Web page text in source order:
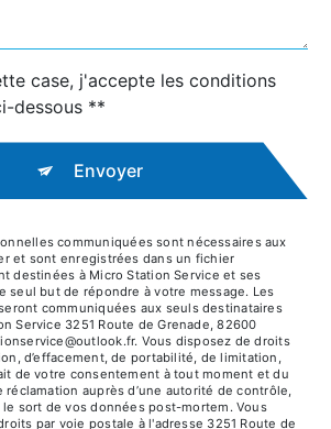
case, j'accepte les conditions
dessous **
Envoyer
communiquées sont nécessaires aux
et sont enregistrées dans un fichier
destinées à Micro Station Service et ses
seul but de répondre à votre message. Les
communiquées aux seuls destinataires
Service 3251 Route de Grenade, 82600
Vous disposez de droits
d’effacement, de portabilité, de limitation,
de votre consentement à tout moment et du
réclamation auprès d’une autorité de contrôle,
le sort de vos données post-mortem. Vous
par voie postale à l'adresse 3251 Route de